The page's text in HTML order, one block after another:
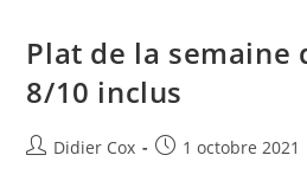
Plat de la semaine
8/10 inclus
Didier Cox 1 octobre 2021